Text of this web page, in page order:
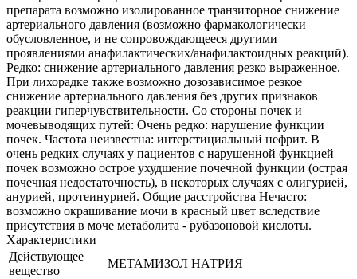
препарата возможно изолированное транзиторное снижение
артериального давления (возможно фармакологически
обусловленное, и не сопровождающееся другими
проявлениями анафилактических/анафилактоидных реакций).
Редко: снижение артериального давления резко выраженное.
При лихорадке также возможно дозозависимое резкое
снижение артериального давления без других признаков
реакции гиперчувствительности. Со стороны почек и
мочевыводящих путей: Очень редко: нарушение функции
почек. Частота неизвестна: интерстициальный нефрит. В
очень редких случаях у пациентов с нарушенной функцией
почек возможно острое ухудшение почечной функции (острая
почечная недостаточность), в некоторых случаях с олигурией,
анурией, протеинурией. Общие расстройства Нечасто:
возможно окрашивание мочи в красный цвет вследствие
присутствия в моче метаболита - рубазоновой кислоты.
Характеристики
Действующее
вещество
МЕТАМИЗОЛ НАТРИЯ